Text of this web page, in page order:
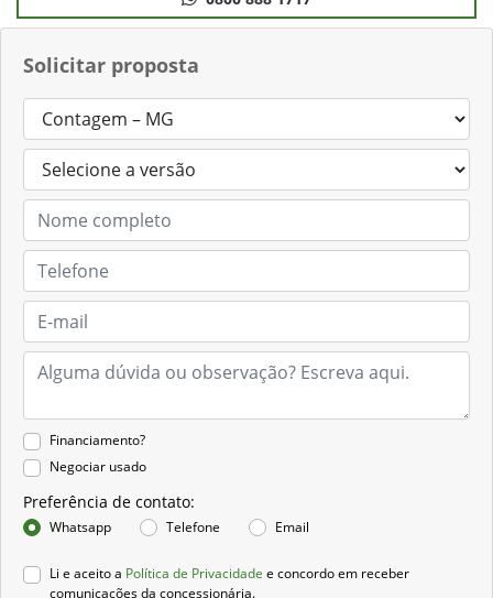
Solicitar proposta
Financiamento?
Negociar usado
Preferência de contato:
Whatsapp Telefone Email
Li e aceito a Política de Privacidade e concordo em receber
comunicações da concessionária.